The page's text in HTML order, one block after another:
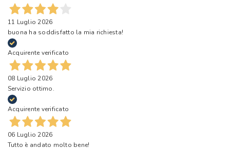
11 Luglio 2026
buona ha soddisfatto la mia richiesta!
Acquirente verificato
08 Luglio 2026
Servizio ottimo.
Acquirente verificato
06 Luglio 2026
Tutto è andato molto bene!